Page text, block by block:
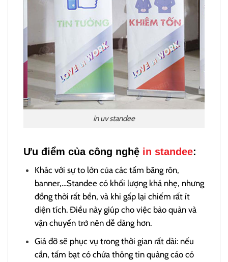
in uv standee
Ưu điểm của công nghệ in standee:
Khác với sự to lớn của các tấm băng rôn,
banner,…Standee có khối lượng khá nhẹ, nhưng
đồng thời rất bền, và khi gấp lại chiếm rất ít
diện tích. Điều này giúp cho việc bảo quản và
vận chuyển trở nên dễ dàng hơn.
Giá đỡ sẽ phục vụ trong thời gian rất dài: nếu
cần, tấm bạt có chứa thông tin quảng cáo có